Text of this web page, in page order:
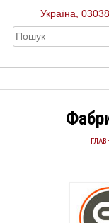
Україна,